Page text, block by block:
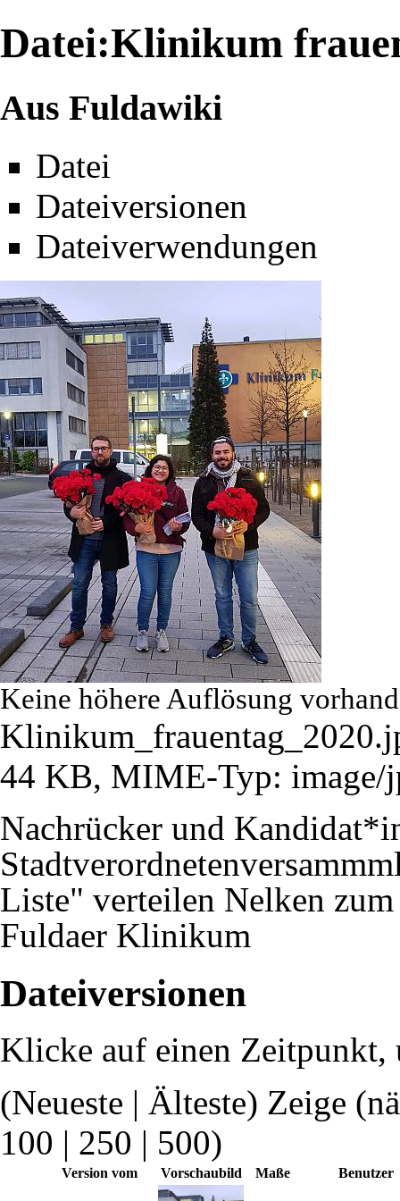
Datei:Klinikum
Aus Fuldawiki
Datei
Dateiversionen
Dateiverwendungen
Keine höhere Auflösung
44 KB, MIME-Typ: image/
Nachrücker und
Liste" verteilen Nelken
Fuldaer Klinikum
Dateiversionen
Klicke auf einen Zeitpunkt,
(Neueste | Älteste) Zeige
100 | 250 | 500)
Version vom Vorschaubild Maße Benutzer